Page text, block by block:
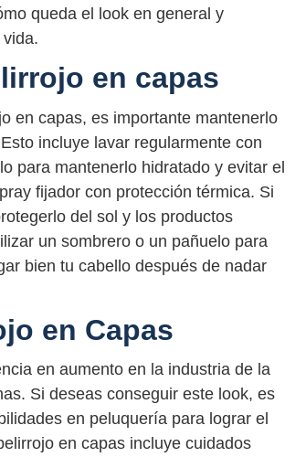
queda el look en general y
en capas
en capas, es importante mantenerlo
incluye lavar regularmente con
para mantenerlo hidratado y evitar el
fijador con protección térmica. Si
del sol y los productos
un sombrero o un pañuelo para
bien tu cabello después de nadar
en Capas
en aumento en la industria de la
Si deseas conseguir este look, es
en peluquería para lograr el
en capas incluye cuidados